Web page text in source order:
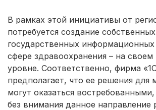
В рамках этой инициативы от
потребуется создание собственных
государственных
сфере здравоохранения – на своем
уровне. Соответственно, фирма
предполагает, что ее решения для
могут оказаться
без внимания данное направление